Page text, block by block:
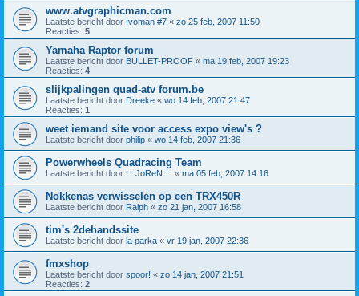
www.atvgraphicman.com
Laatste bericht door Ivoman #7 « zo 25 feb, 2007 11:50
Reacties: 5
Yamaha Raptor forum
Laatste bericht door BULLET-PROOF « ma 19 feb, 2007 19:23
Reacties: 4
slijkpalingen quad-atv forum.be
Laatste bericht door Dreeke « wo 14 feb, 2007 21:47
Reacties: 1
weet iemand site voor access expo view's ?
Laatste bericht door philip « wo 14 feb, 2007 21:36
Powerwheels Quadracing Team
Laatste bericht door ::::JoReN:::: « ma 05 feb, 2007 14:16
Nokkenas verwisselen op een TRX450R
Laatste bericht door Ralph « zo 21 jan, 2007 16:58
tim's 2dehandssite
Laatste bericht door la parka « vr 19 jan, 2007 22:36
fmxshop
Laatste bericht door spoor! « zo 14 jan, 2007 21:51
Reacties: 2